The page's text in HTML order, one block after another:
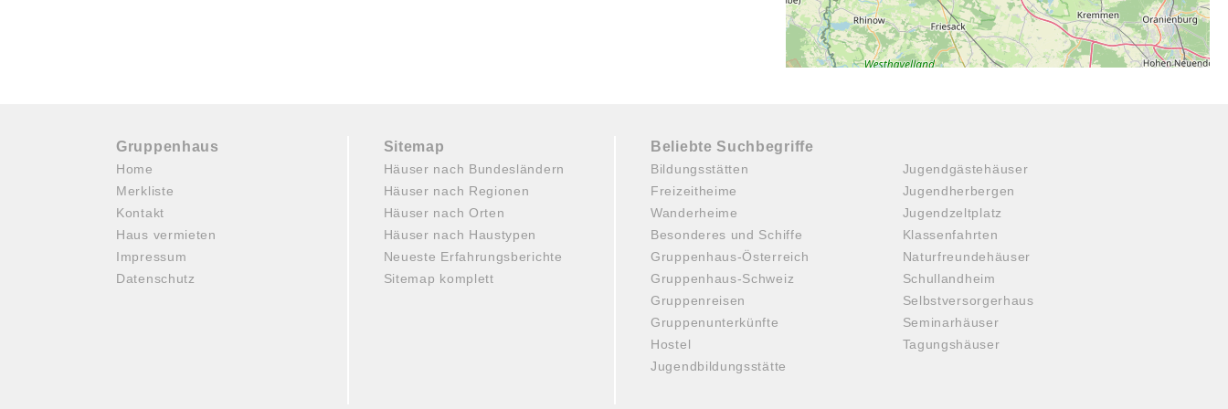
Gruppenhaus
Home
Merkliste
Kontakt
Haus vermieten
Impressum
Datenschutz
Sitemap
Häuser nach Bundesländern
Häuser nach Regionen
Häuser nach Orten
Häuser nach Haustypen
Neueste Erfahrungsberichte
Sitemap komplett
Beliebte Suchbegriffe
Bildungsstätten
Freizeitheime
Wanderheime
Besonderes und Schiffe
Gruppenhaus-Österreich
Gruppenhaus-Schweiz
Gruppenreisen
Gruppenunterkünfte
Hostel
Jugendbildungsstätte
Jugendgästehäuser
Jugendherbergen
Jugendzeltplatz
Klassenfahrten
Naturfreundehäuser
Schullandheim
Selbstversorgerhaus
Seminarhäuser
Tagungshäuser